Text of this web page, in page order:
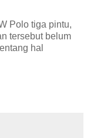
Polo tiga pintu,
tersebut belum
hal